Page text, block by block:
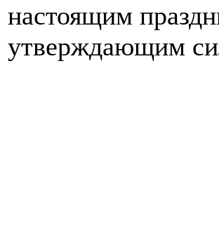
настоящим
утверждающим